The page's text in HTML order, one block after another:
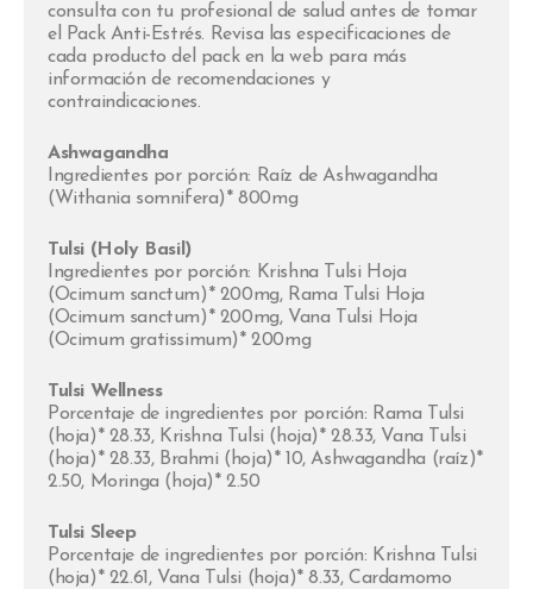
consulta con tu profesional de salud antes de tomar
el Pack Anti-Estrés. Revisa las especificaciones de
cada producto del pack en la web para más
información de recomendaciones y
contraindicaciones.
Ashwagandha
Ingredientes por porción: Raíz de Ashwagandha
(Withania somnifera)* 800mg
Tulsi (Holy Basil)
Ingredientes por porción: Krishna Tulsi Hoja
(Ocimum sanctum)* 200mg, Rama Tulsi Hoja
(Ocimum sanctum)* 200mg, Vana Tulsi Hoja
(Ocimum gratissimum)* 200mg
Tulsi Wellness
Porcentaje de ingredientes por porción: Rama Tulsi
(hoja)* 28.33, Krishna Tulsi (hoja)* 28.33, Vana Tulsi
(hoja)* 28.33, Brahmi (hoja)* 10, Ashwagandha (raíz)*
2.50, Moringa (hoja)* 2.50
Tulsi Sleep
Porcentaje de ingredientes por porción: Krishna Tulsi
(hoja)* 22.61, Vana Tulsi (hoja)* 8.33, Cardamomo